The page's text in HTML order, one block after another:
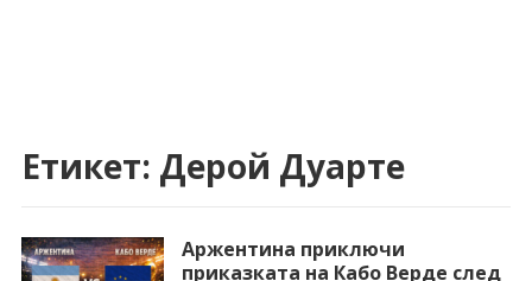
Етикет: Дерой Дуарте
Аржентина приключи
приказката на Кабо Верде след